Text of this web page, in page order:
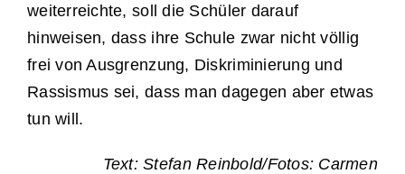
weiterreichte, soll die Schüler darauf
hinweisen, dass ihre Schule zwar nicht völlig
frei von Ausgrenzung, Diskriminierung und
Rassismus sei, dass man dagegen aber etwas
tun will.
Text: Stefan Reinbold/Fotos: Carmen